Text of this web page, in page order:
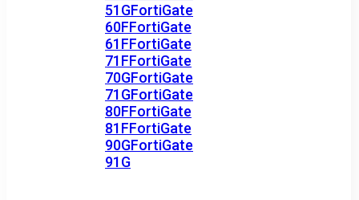
51GFortiGate
60FFortiGate
61FFortiGate
71FFortiGate
70GFortiGate
71GFortiGate
80FFortiGate
81FFortiGate
90GFortiGate
91G